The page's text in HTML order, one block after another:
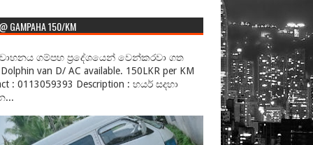
GAMPAHA 150/KM
ගම්පහ ප්‍රදේශයෙන් වෙන්කරවා ගත
van D/ AC available. 150LKR per KM
: 0113059393 Description : හයර් සදහා